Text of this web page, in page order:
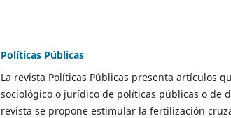
Políticas Públicas
La revista Políticas Públicas presenta artículos
sociológico o jurídico de políticas públicas o de
revista se propone estimular la fertilización